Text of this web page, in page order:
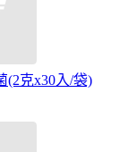
(2克x30入/袋)